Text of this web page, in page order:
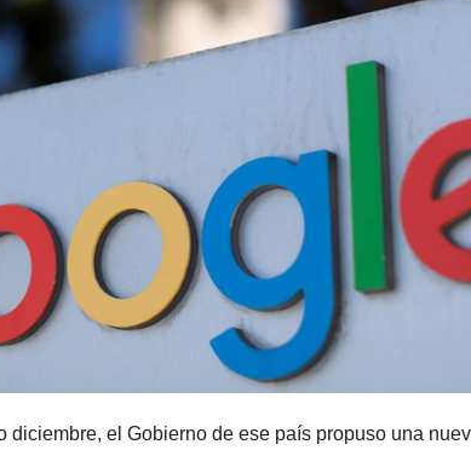
el Gobierno de ese país propuso una